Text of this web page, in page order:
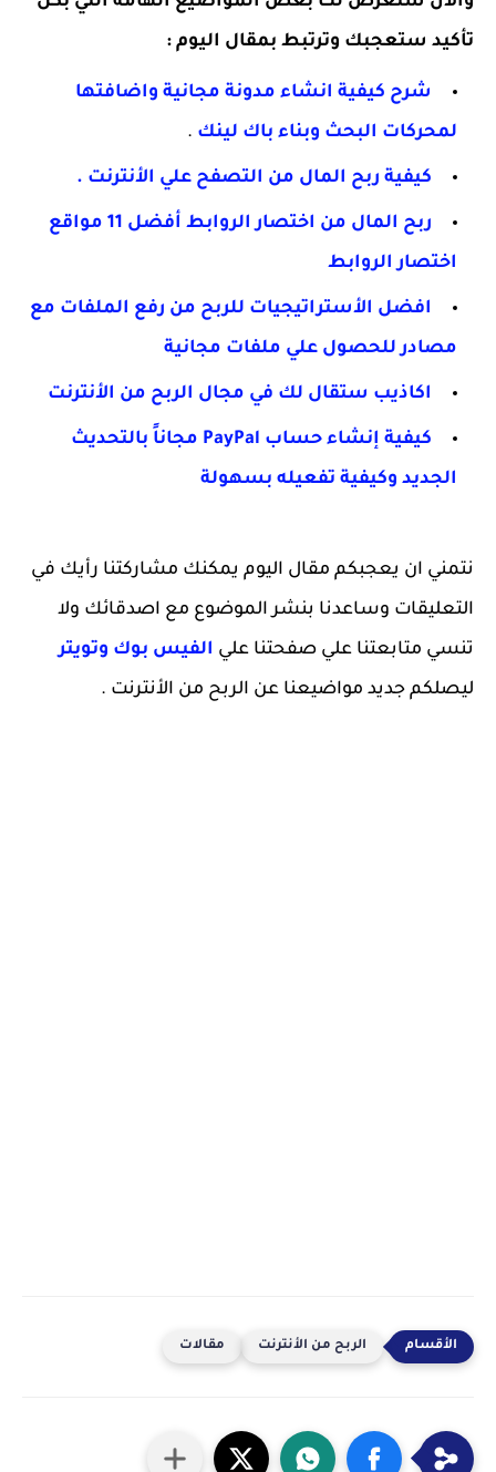
تأكيد ستعجبك وترتبط بمقال اليوم :
شرح كيفية انشاء مدونة مجانية واضافتها
لمحركات البحث وبناء باك لينك .
كيفية ربح المال من التصفح علي الأنترنت .
ربح المال من اختصار الروابط أفضل 11 مواقع
اختصار الروابط
افضل الأستراتيجيات للربح من رفع الملفات مع
مصادر للحصول علي ملفات مجانية
اكاذيب ستقال لك في مجال الربح من الأنترنت
كيفية إنشاء حساب PayPal مجاناً بالتحديث
الجديد وكيفية تفعيله بسهولة
نتمني ان يعجبكم مقال اليوم يمكنك مشاركتنا رأيك في
التعليقات وساعدنا بنشر الموضوع مع اصدقائك ولا
تنسي متابعتنا علي صفحتنا علي الفيس بوك وتويتر
ليصلكم جديد مواضيعنا عن الربح من الأنترنت .
الربح من الأنترنت مقالات